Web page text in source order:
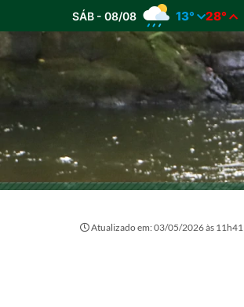
SÁB - 08/08 13° 28°
Atualizado em: 03/05/2026 às 11h41